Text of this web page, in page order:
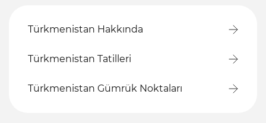
Türkmenistan Hakkında
Türkmenistan Tatilleri
Türkmenistan Gümrük Noktaları